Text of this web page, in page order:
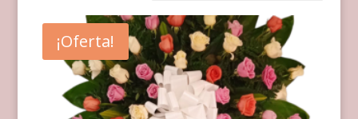
¡Oferta!